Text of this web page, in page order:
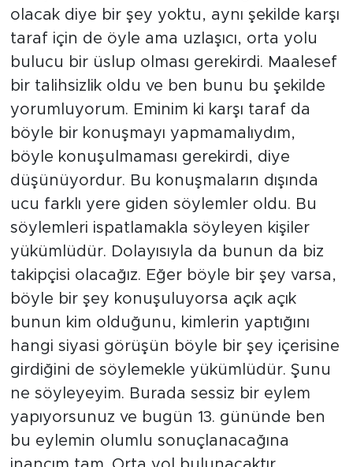
olacak diye bir şey yoktu, aynı şekilde karşı
taraf için de öyle ama uzlaşıcı, orta yolu
bulucu bir üslup olması gerekirdi. Maalesef
bir talihsizlik oldu ve ben bunu bu şekilde
yorumluyorum. Eminim ki karşı taraf da
böyle bir konuşmayı yapmamalıydım,
böyle konuşulmaması gerekirdi, diye
düşünüyordur. Bu konuşmaların dışında
ucu farklı yere giden söylemler oldu. Bu
söylemleri ispatlamakla söyleyen kişiler
yükümlüdür. Dolayısıyla da bunun da biz
takipçisi olacağız. Eğer böyle bir şey varsa,
böyle bir şey konuşuluyorsa açık açık
bunun kim olduğunu, kimlerin yaptığını
hangi siyasi görüşün böyle bir şey içerisine
girdiğini de söylemekle yükümlüdür. Şunu
ne söyleyeyim. Burada sessiz bir eylem
yapıyorsunuz ve bugün 13. gününde ben
bu eylemin olumlu sonuçlanacağına